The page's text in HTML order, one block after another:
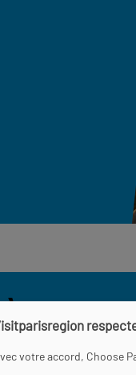
votre accord, Choose